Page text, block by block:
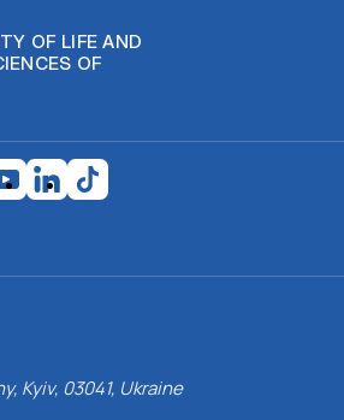
OF LIFE AND
OF
Kyiv, 03041, Ukraine